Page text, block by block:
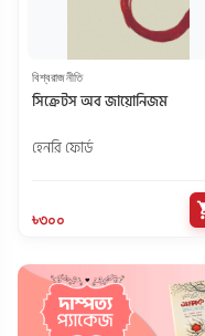
বিশ্বরাজনীতি
সিক্রেটস অব জায়োনিজম
হেনরি ফোর্ড
৳৩০০